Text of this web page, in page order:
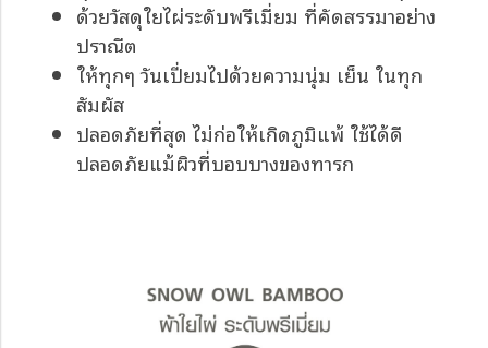
ด้วยวัสดุใยไผ่ระดับพรีเมี่ยม ที่คัดสรรมาอย่าง
ปราณีต
ให้ทุกๆ วันเปี่ยมไปด้วยความนุ่ม เย็น ในทุก
สัมผัส
ปลอดภัยที่สุด ไม่ก่อให้เกิดภูมิแพ้ ใช้ได้ดี
ปลอดภัยแม้ผิวที่บอบบางของทารก